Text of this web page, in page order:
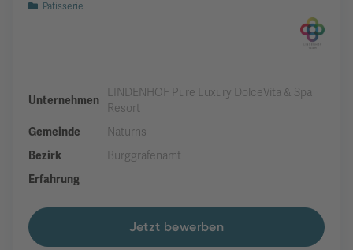
Patisserie
Unternehmen
LINDENHOF Pure Luxury DolceVita & Spa
Resort
Gemeinde
Naturns
Bezirk
Burggrafenamt
Erfahrung
Jetzt bewerben